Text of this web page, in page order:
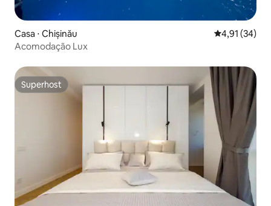
Casa ⋅ Chișinău 4,91 de uma
4,91 (34)
Acomodação Lux
Superhost
Superhost